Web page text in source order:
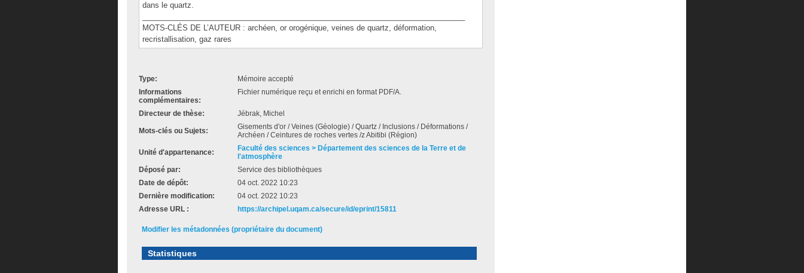
dans le quartz.
MOTS-CLÉS DE L’AUTEUR : archéen, or orogénique, veines de quartz, déformation,
recristallisation, gaz rares
Type:
Mémoire accepté
Informations
complémentaires:
Fichier numérique reçu et enrichi en format PDF/A.
Directeur de thèse: Jébrak, Michel
Mots-clés ou Sujets:
Gisements d'or / Veines (Géologie) / Quartz / Inclusions / Déformations /
Archéen / Ceintures de roches vertes /z Abitibi (Région)
Unité d'appartenance:
Faculté des sciences > Département des sciences de la Terre et de
l'atmosphère
Déposé par:
Service des bibliothèques
Date de dépôt:
04 oct. 2022 10:23
Dernière modification:
04 oct. 2022 10:23
Adresse URL :
https://archipel.uqam.ca/secure/id/eprint/15811
Modifier les métadonnées (propriétaire du document)
Statistiques